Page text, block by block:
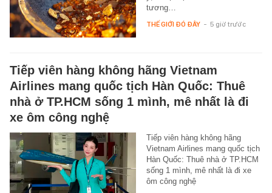
tương…
THẾ GIỚI ĐÓ ĐÂY - 5 giờ trước
Tiếp viên hàng không hãng Vietnam
Airlines mang quốc tịch Hàn Quốc: Thuê
nhà ở TP.HCM sống 1 mình, mê nhất là đi
xe ôm công nghệ
Tiếp viên hàng không hãng
Vietnam Airlines mang quốc tịch
Hàn Quốc: Thuê nhà ở TP.HCM
sống 1 mình, mê nhất là đi xe
ôm công nghệ